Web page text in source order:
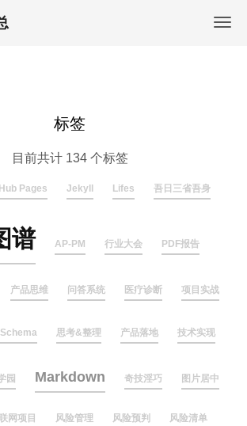
标签
目前共计 134 个标签
Pages Jekyll Lifes 吾日三省吾身
谱 AP-PM 行业大会 PDF报告
产品思维 问答系统 医疗诊断 项目实战
Schema 思考&整理 产品落地 技术实现
园 Markdown 奇技淫巧 图片居中
网项目 风险管理 风险预判 风险清单